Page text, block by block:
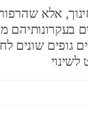
אלא
בעקרונותיהם
גופים שונים